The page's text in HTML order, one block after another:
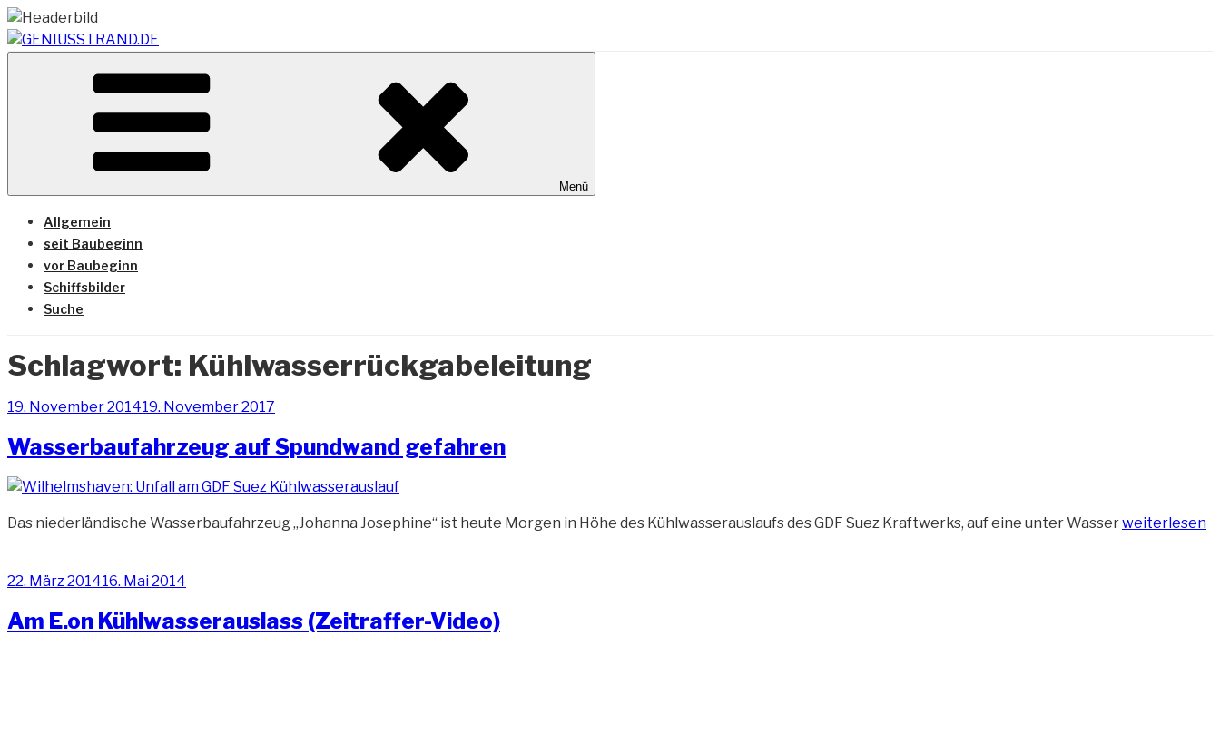
Zum
Inhalt
springen
GENIUSSTRAND.DE
Vom Geniusstrand zum JadeWeserPort/Container Terminal Wilhelmshaven
Menü
Allgemein
seit Baubeginn
vor Baubeginn
Schiffsbilder
Suche
Schlagwort: Kühlwasserrückgabeleitung
Veröffentlicht
19. November 201419. November 2017
Wasserbaufahrzeug auf Spundwand gefahren
Das niederländische Wasserbaufahrzeug „Johanna Josephine“ ist heute Morgen in Höhe des Kühlwasserauslaufs des GDF Suez Kraftwerks, auf eine unter Wasserweiterlesen
Veröffentlicht
22. März 201416. Mai 2014
Am E.on Kühlwasserauslass (Zeitraffer-Video)